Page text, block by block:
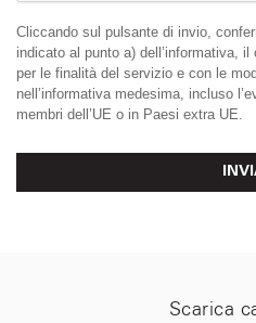
Cliccando sul pulsante di invio,
indicato al punto a) dell’informativa,
per le finalità del servizio e con le
nell’informativa medesima, incluso
membri dell’UE o in Paesi extra UE.
Scarica